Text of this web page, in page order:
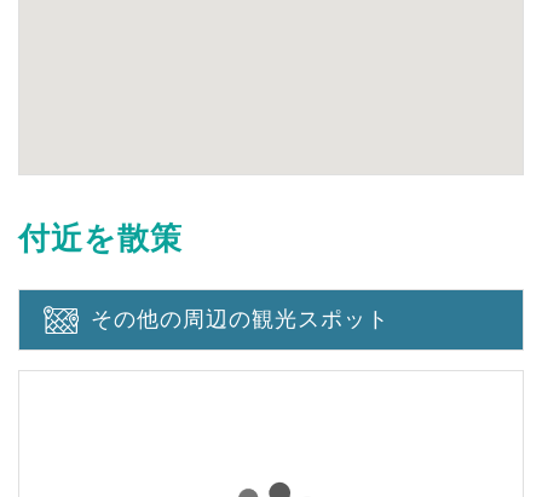
付近を散策
その他の周辺の観光スポット